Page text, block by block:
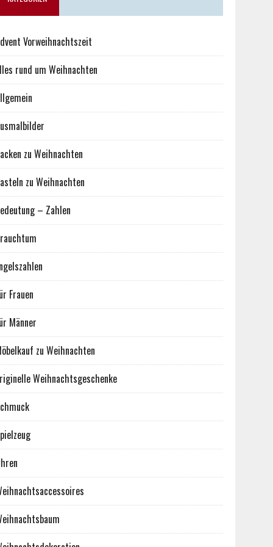
Vorweihnachtszeit
rund um Weihnachten
zu Weihnachten
zu Weihnachten
– Zahlen
Frauen
Männer
zu Weihnachten
Weihnachtsgeschenke